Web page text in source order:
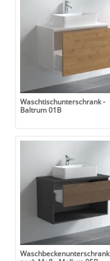
Waschtischunterschrank -
Baltrum 01B
Waschbeckenunterschrank